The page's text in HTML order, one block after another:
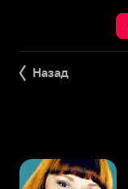
Назад